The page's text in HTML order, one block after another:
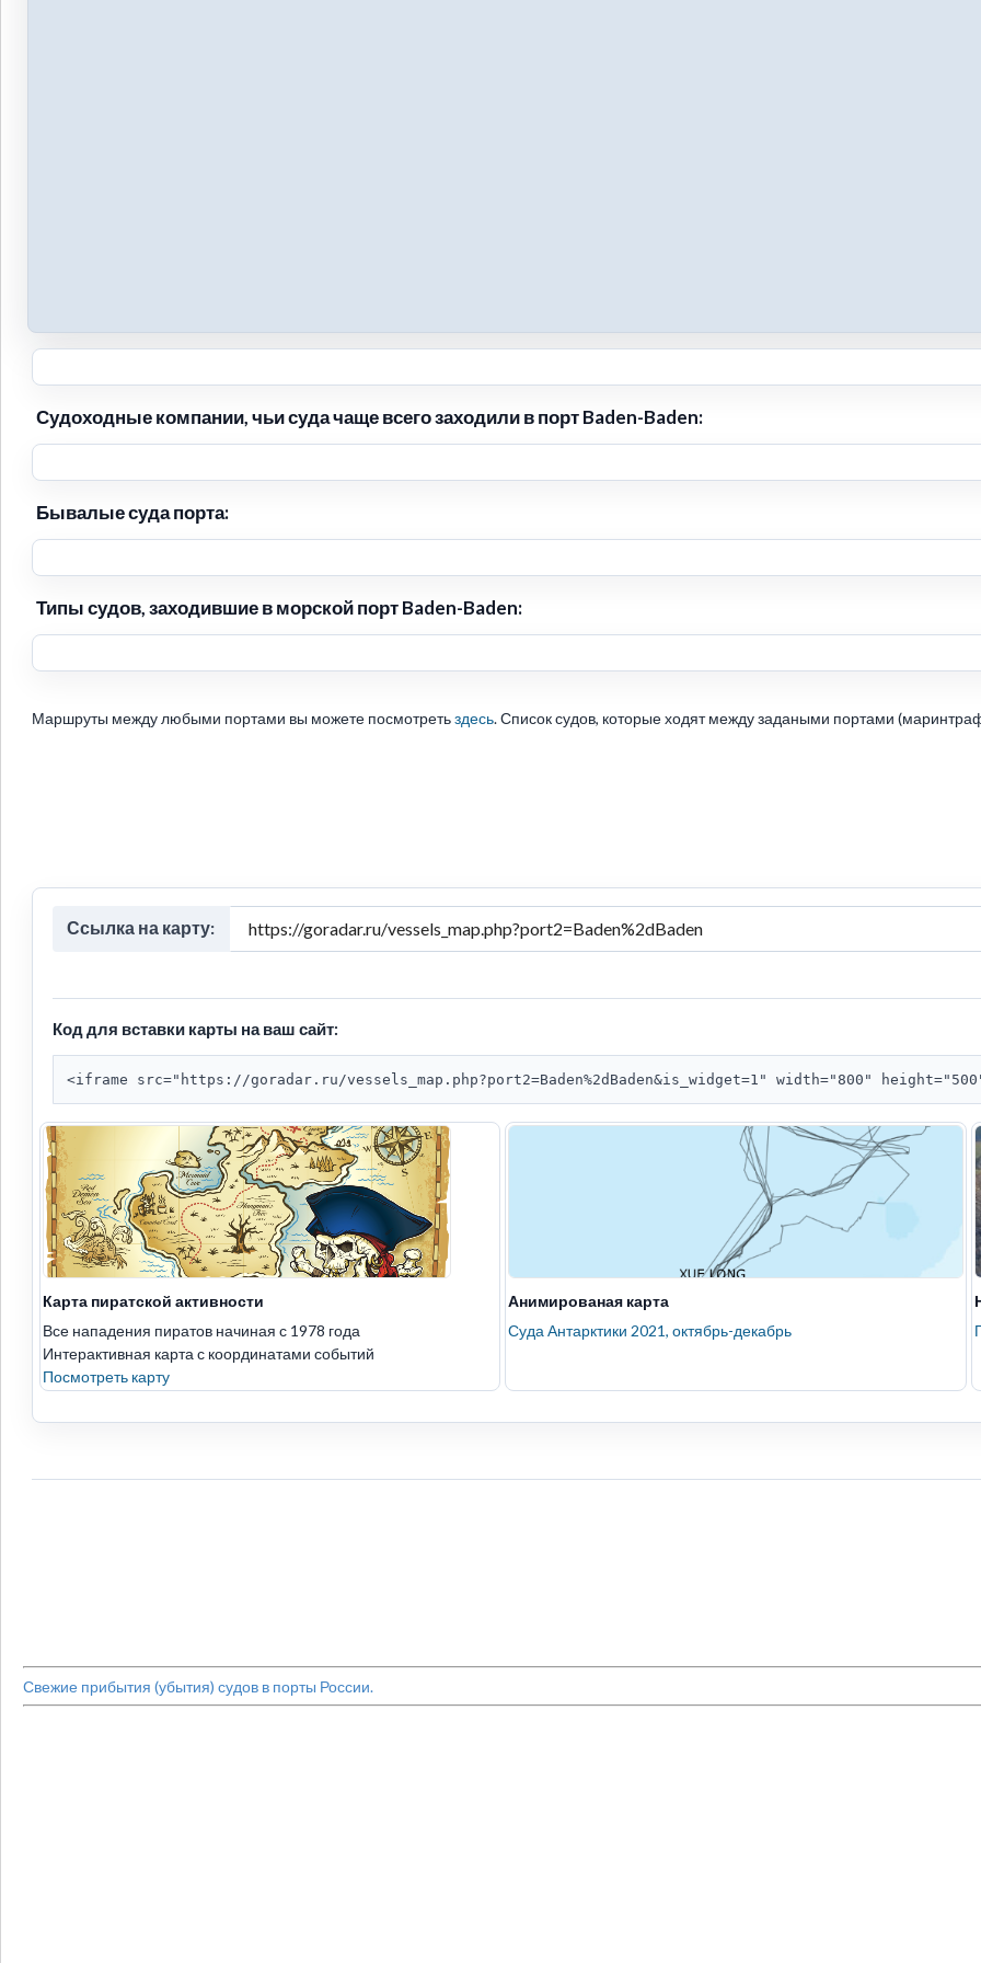
Судоходные компании, чьи суда чаще всего заходили в порт Baden-Baden:
Бывалые суда порта:
Типы судов, заходившие в морской порт Baden-Baden:
Маршруты между любыми портами вы можете посмотретьздесь. Список судов, которые ходят между задаными портами
Ссылка на карту:
Код для вставки карты на ваш сайт:
<iframe src="https://goradar.ru/vessels_map.php?port2=Baden%2dBaden&is_widget=1" width="800"
Карта пиратской активности
Все нападения пиратов начиная с 1978 года
Интерактивная карта с координатами событий
Посмотреть карту
Анимированая карта
Суда Антарктики 2021, октябрь-декабрь
Свежие прибытия (убытия) судов в порты России.